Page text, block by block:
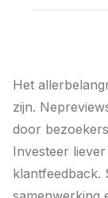
Het
zijn.
door
Investeer
klantfeedback.